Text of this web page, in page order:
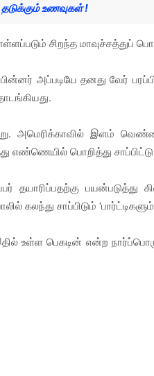
தடுக்கும் உணவுகள் !
சிறந்த மாவுச்சத்துப்
அப்படியே தனது வேர்
அமெரிக்காவில் இளம்
எண்ணெயில் பொறித்து
தயாரிப்பதற்கு
கலந்து சாப்பிடும்
இதில் உள்ள பெகடின் என்ற